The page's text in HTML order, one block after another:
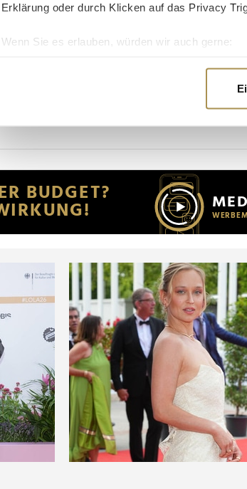
Erklärung oder durch Klicken auf das Privacy
Wenn Sie es erlauben, würden wir auch gerne:
Erfahren Sie mehr darüber, wie Ihre
Wir verwenden Cookies, um Inhalte und
Website an unsere Partner für soziale Medien,
möglicherweise mit weiteren Daten zusammen,
der Dienste gesammelt haben.